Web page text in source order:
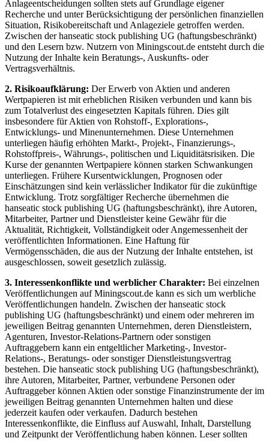
Anlageentscheidungen sollten stets auf Grundlage eigener
Recherche und unter Berücksichtigung der persönlichen finanziellen
Situation, Risikobereitschaft und Anlageziele getroffen werden.
Zwischen der hanseatic stock publishing UG (haftungsbeschränkt)
und den Lesern bzw. Nutzern von Miningscout.de entsteht durch die
Nutzung der Inhalte kein Beratungs-, Auskunfts- oder
Vertragsverhältnis.
2. Risikoaufklärung: Der Erwerb von Aktien und anderen
Wertpapieren ist mit erheblichen Risiken verbunden und kann bis
zum Totalverlust des eingesetzten Kapitals führen. Dies gilt
insbesondere für Aktien von Rohstoff-, Explorations-,
Entwicklungs- und Minenunternehmen. Diese Unternehmen
unterliegen häufig erhöhten Markt-, Projekt-, Finanzierungs-,
Rohstoffpreis-, Währungs-, politischen und Liquiditätsrisiken. Die
Kurse der genannten Wertpapiere können starken Schwankungen
unterliegen. Frühere Kursentwicklungen, Prognosen oder
Einschätzungen sind kein verlässlicher Indikator für die zukünftige
Entwicklung. Trotz sorgfältiger Recherche übernehmen die
hanseatic stock publishing UG (haftungsbeschränkt), ihre Autoren,
Mitarbeiter, Partner und Dienstleister keine Gewähr für die
Aktualität, Richtigkeit, Vollständigkeit oder Angemessenheit der
veröffentlichten Informationen. Eine Haftung für
Vermögensschäden, die aus der Nutzung der Inhalte entstehen, ist
ausgeschlossen, soweit gesetzlich zulässig.
3. Interessenkonflikte und werblicher Charakter: Bei einzelnen
Veröffentlichungen auf Miningscout.de kann es sich um werbliche
Veröffentlichungen handeln. Zwischen der hanseatic stock
publishing UG (haftungsbeschränkt) und einem oder mehreren im
jeweiligen Beitrag genannten Unternehmen, deren Dienstleistern,
Agenturen, Investor-Relations-Partnern oder sonstigen
Auftraggebern kann ein entgeltlicher Marketing-, Investor-
Relations-, Beratungs- oder sonstiger Dienstleistungsvertrag
bestehen. Die hanseatic stock publishing UG (haftungsbeschränkt),
ihre Autoren, Mitarbeiter, Partner, verbundene Personen oder
Auftraggeber können Aktien oder sonstige Finanzinstrumente der im
jeweiligen Beitrag genannten Unternehmen halten und diese
jederzeit kaufen oder verkaufen. Dadurch bestehen
Interessenkonflikte, die Einfluss auf Auswahl, Inhalt, Darstellung
und Zeitpunkt der Veröffentlichung haben können. Leser sollten